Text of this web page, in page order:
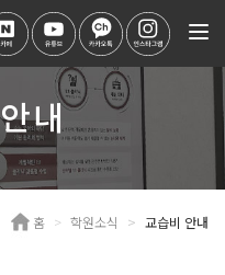
내
홈 학원소식 교습비 안내